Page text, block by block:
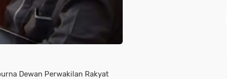
Dewan Perwakilan Rakyat